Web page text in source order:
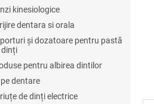
kinesiologice
dentara si orala
și dozatoare pentru pastă
dinți
pentru albirea dintilor
dentare
de dinți electrice